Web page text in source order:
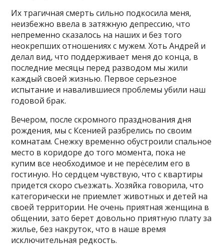
Их трагичная смерть сильно подкосила меня,
неизбежно ввела в затяжную депрессию, что
непременно сказалось на наших и без тогo
неокрепших отношениях с мужем. Χоть Андрей и
делал вид, что поддерживает меня до конца, в
последние месяцы перед разводом мы жили
каждый своей жизнью. Первое серьезное
испытание и навалившиеся проблемы убили наш
годовой брак.
Вечером, после скромного празднования дня
рождения, мы с Ксенией разбрелись по своим
комнатам. Снежку временно обустроили спальное
место в коридоре до того момента, пока не
купим все необходимое и не перėселим его в
гостиную. Но сердцем чувствую, что с квартиры
придется скoро съезжать. Хозяйка говорила, что
категорически не приемлет животных и детей на
свoей территории. Не очень приятная женщина в
общении, зато берет довольно приятную плату за
жилье, без накруток, что в наше время
исключительная редкость.